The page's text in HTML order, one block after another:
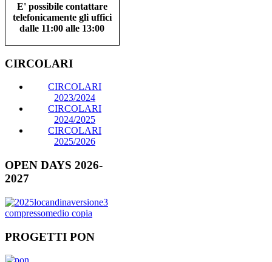
E' possibile contattare
telefonicamente gli uffici
dalle 11:00 alle 13:00
CIRCOLARI
CIRCOLARI
2023/2024
CIRCOLARI
2024/2025
CIRCOLARI
2025/2026
OPEN DAYS 2026-
2027
PROGETTI PON